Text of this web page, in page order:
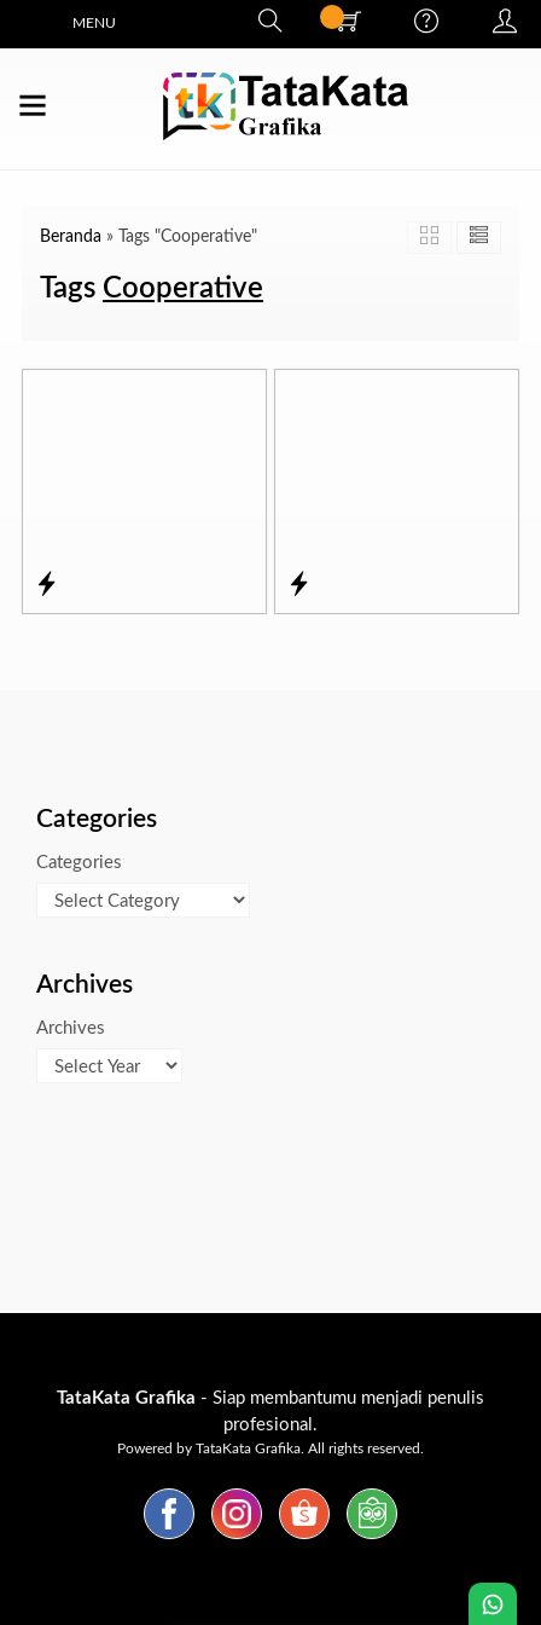
MENU
Beranda » Tags "Cooperative"
Tags Cooperative
Categories
Categories
Archives
Archives
TataKata Grafika - Siap membantumu menjadi penulis
profesional.
Powered by TataKata Grafika. All rights reserved.